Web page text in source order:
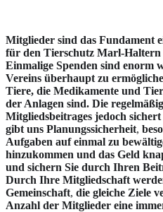
Mitglieder sind das Fundament
für den Tierschutz Marl-Haltern
Einmalige Spenden sind enorm
Vereins überhaupt zu
Tiere, die Medikamente und
der Anlagen sind. Die
Mitgliedsbeitrages jedoch
gibt uns Planungssicherheit,
Aufgaben auf einmal zu
hinzukommen und das Geld
und sichern Sie durch Ihren
Durch Ihre Mitgliedschaft
Gemeinschaft, die gleiche Ziele
Anzahl der Mitglieder eine